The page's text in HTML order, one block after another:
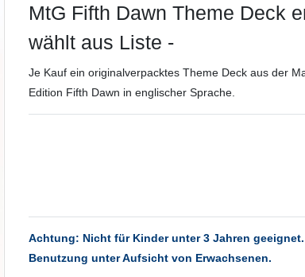
MtG Fifth Dawn Theme Deck
wählt aus Liste -
Je Kauf ein originalverpacktes Theme Deck aus der
Edition Fifth Dawn in englischer Sprache.
Achtung: Nicht für Kinder unter 3 Jahren geeignet.
Benutzung unter Aufsicht von Erwachsenen.